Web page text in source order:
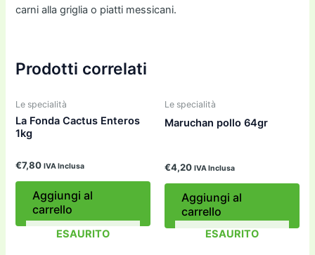
carni alla griglia o piatti messicani.
Prodotti correlati
Le specialità
La Fonda Cactus Enteros
1kg
€7,80 IVA Inclusa
Aggiungi al
carrello
Le specialità
Maruchan pollo 64gr
€4,20 IVA Inclusa
Aggiungi al
carrello
ESAURITO ESAURITO